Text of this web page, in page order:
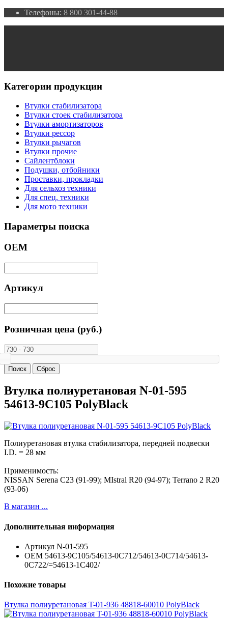
Телефоны: 8 800 301-44-88
Категории продукции
Втулки стабилизатора
Втулки стоек стабилизатора
Втулки амортизаторов
Втулки рессор
Втулки рычагов
Втулки прочие
Сайлентблоки
Подушки, отбойники
Проставки, прокладки
Для сельхоз техники
Для спец. техники
Для мото техники
Параметры поиска
ОЕМ
Артикул
Розничная цена (руб.)
Втулка полиуретановая N-01-595
54613-9C105 PolyBlack
Полиуретановая втулка стабилизатора, передней подвески
I.D. = 28 мм
Применимость:
NISSAN Serena C23 (91-99); MIstral R20 (94-97); Terrano 2 R20
(93-06)
В магазин ...
Дополнительная информация
Артикул N-01-595
ОЕМ 54613-9C105/54613-0C712/54613-0C714/54613-
0C722/=54613-1C402/
Похожие товары
Втулка полиуретановая T-01-936 48818-60010 PolyBlack